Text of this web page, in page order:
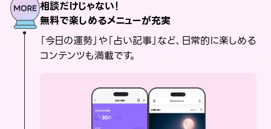
相談だけじゃない！
無料で楽しめるメニューが充実
「今日の運勢」や「占い記事」など、日常的に楽しめる
コンテンツも満載です。